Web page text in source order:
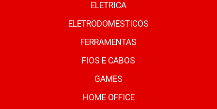
ELETRICA
ELETRODOMESTICOS
FERRAMENTAS
FIOS E CABOS
GAMES
HOME OFFICE